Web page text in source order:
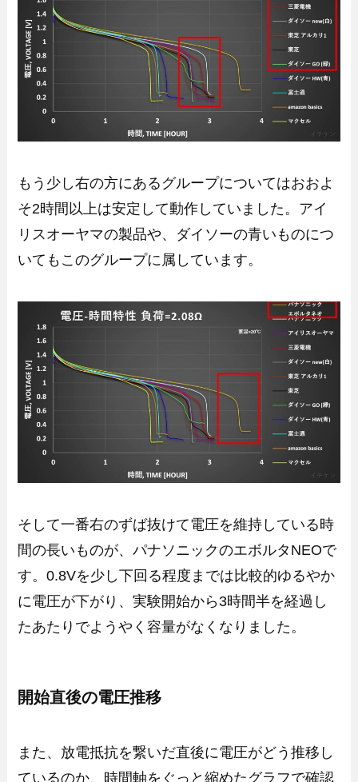
もう少し右の方にあるグループについてはおおよ
そ2時間以上は安定して動作していました。アイ
リスオーヤマの製品や、ダイソーの青いものにつ
いてもこのグループに属しています。
そして一番右のずば抜けて電圧を維持している時
間の長いものが、パナソニックのエボルタNEOで
す。0.8Vを少し下回る程度までは比較的ゆるやか
に電圧が下がり、実験開始から3時間半を経過し
たあたりでようやく容量がなくなりました。
開始直後の電圧推移
また、放電抵抗を繋いだ直後に電圧がどう推移し
ているのか、時間軸をぐっと縮めたグラフで確認